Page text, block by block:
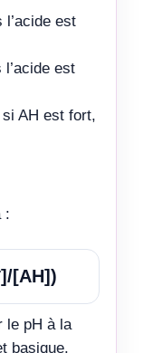
l’acide est
est
si AH est fort,
:
[AH])
le pH à la
basique.